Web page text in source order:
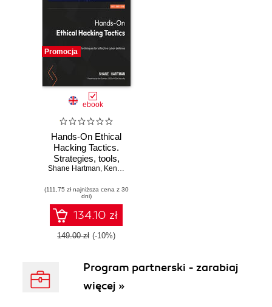
Promocja
ebook
Hands-On Ethical
Hacking Tactics.
Strategies, tools,
and techniques for
defense
Shane Hartman, Ken Dunham
(111,75 zł najniższa cena z 30
dni)
134.10 zł
149.00 zł (-10%)
Program partnerski - zarabiaj
więcej »